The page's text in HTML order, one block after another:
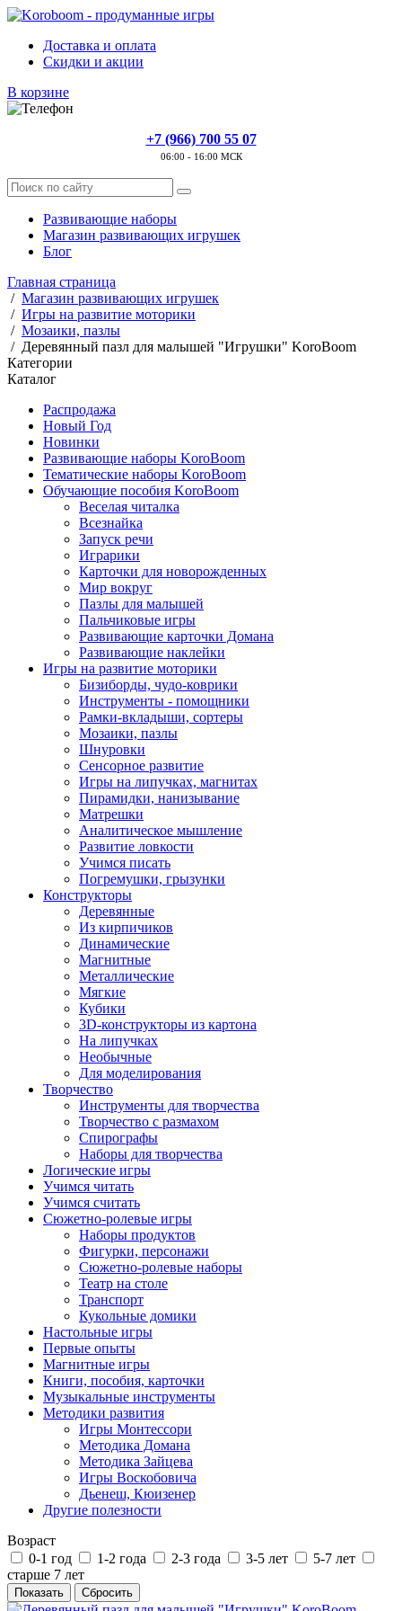
Доставка и оплата
Скидки и акции
В корзине
+7 (966) 700 55 07
06:00 - 16:00 МСК
Развивающие наборы
Магазин развивающих игрушек
Блог
Главная страница
/ Магазин развивающих игрушек
/ Игры на развитие моторики
/ Мозаики, пазлы
/ Деревянный пазл для малышей "Игрушки" KoroBoom
Категории
Каталог
Распродажа
Новый Год
Новинки
Развивающие наборы KoroBoom
Тематические наборы KoroBoom
Обучающие пособия KoroBoom
Веселая читалка
Всезнайка
Запуск речи
Играрики
Карточки для новорожденных
Мир вокруг
Пазлы для малышей
Пальчиковые игры
Развивающие карточки Домана
Развивающие наклейки
Игры на развитие моторики
Бизиборды, чудо-коврики
Инструменты - помощники
Рамки-вкладыши, сортеры
Мозаики, пазлы
Шнуровки
Сенсорное развитие
Игры на липучках, магнитах
Пирамидки, нанизывание
Матрешки
Аналитическое мышление
Развитие ловкости
Учимся писать
Погремушки, грызунки
Конструкторы
Деревянные
Из кирпичиков
Динамические
Магнитные
Металлические
Мягкие
Кубики
3D-конструкторы из картона
На липучках
Необычные
Для моделирования
Творчество
Инструменты для творчества
Творчество с размахом
Спирографы
Наборы для творчества
Логические игры
Учимся читать
Учимся считать
Сюжетно-ролевые игры
Наборы продуктов
Фигурки, персонажи
Сюжетно-ролевые наборы
Театр на столе
Транспорт
Кукольные домики
Настольные игры
Первые опыты
Магнитные игры
Книги, пособия, карточки
Музыкальные инструменты
Методики развития
Игры Монтессори
Методика Домана
Методика Зайцева
Игры Воскобовича
Дьенеш, Кюизенер
Другие полезности
Возраст
0-1 год
1-2 года 2-3 года 3-5 лет
5-7 лет
старше 7 лет